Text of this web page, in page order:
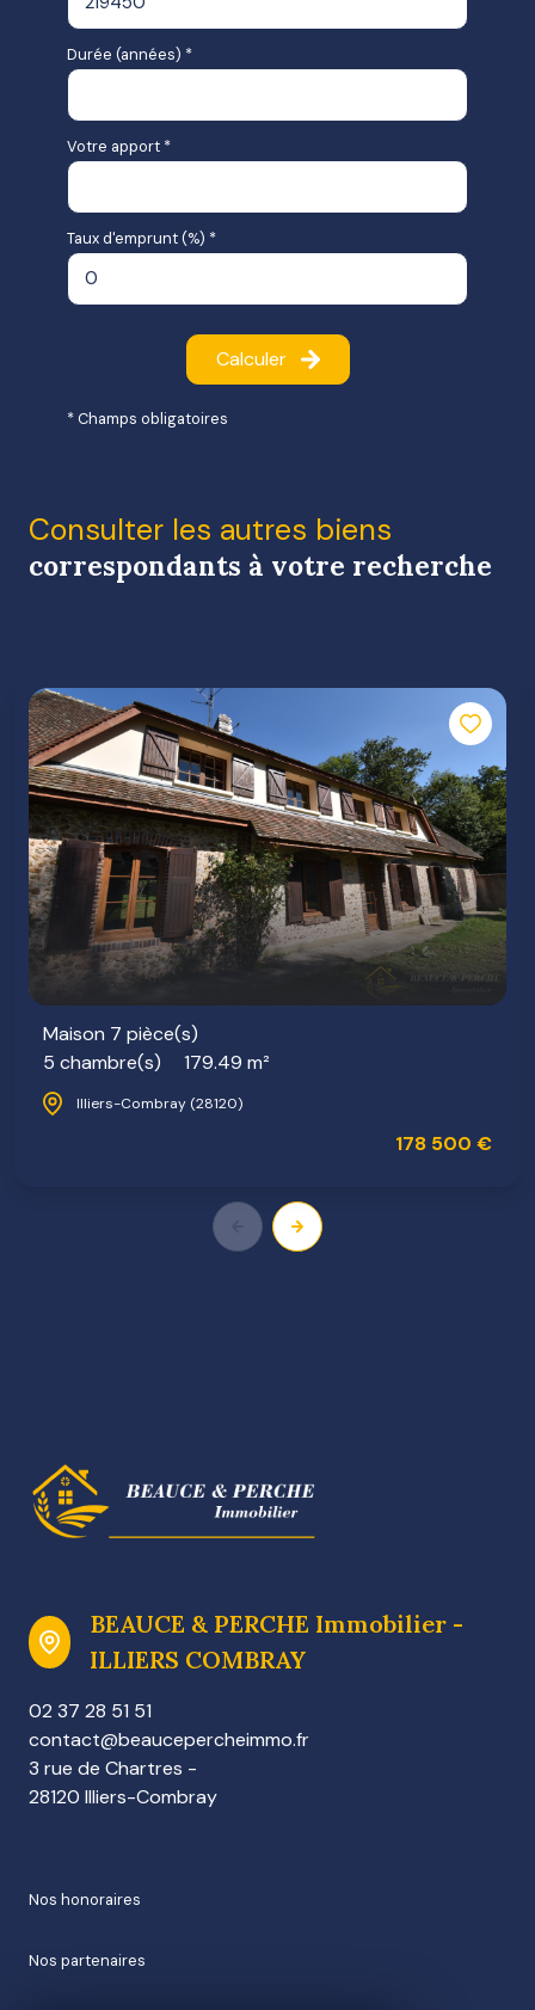
Durée (années) *
Votre apport *
Taux d'emprunt (%) *
Calculer
* Champs obligatoires
Consulter les autres biens
correspondants à votre recherche
Maison 7 pièce(s)
5 chambre(s)
179.49 m²
Illiers-Combray (28120)
178 500 €
BEAUCE & PERCHE Immobilier -
ILLIERS COMBRAY
02 37 28 51 51
contact@beaucepercheimmo.fr
3 rue de Chartres -
28120 Illiers-Combray
nos honoraires
nos partenaires